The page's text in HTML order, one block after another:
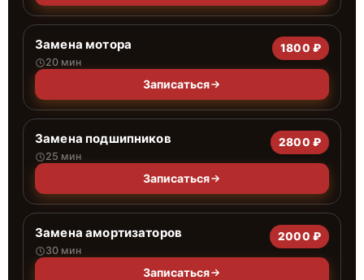
Замена мотора
20 мин
1800 ₽
Записаться
Замена подшипников
25 мин
2800 ₽
Записаться
Замена амортизаторов
30 мин
2000 ₽
Записаться